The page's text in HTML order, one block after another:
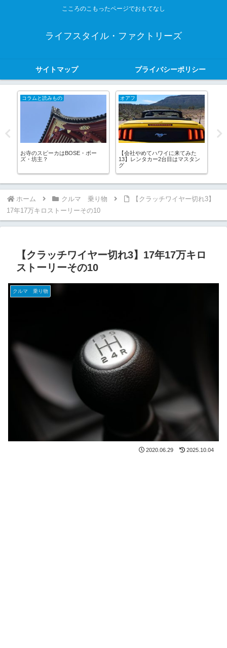
こころのこもったページでおもてなし
ライフスタイル・ファクトリーズ
サイトマップ プライバシーポリシー
コラムと読みもの
お寺のスピーカはBOSE・ボー
ズ・坊主？
オアフ
【会社やめてハワイに来てみた
13】レンタカー2台目はマスタン
グ
ホーム クルマ 乗り物
【クラッチワイヤー切れ3】
17年17万キロストーリーその10
【クラッチワイヤー切れ3】17年17万キロ
ストーリーその10
クルマ 乗り物
2020.06.29 2025.10.04